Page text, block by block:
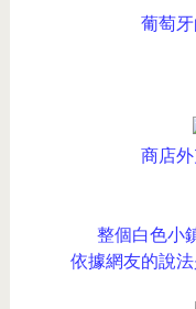
葡萄
商店
整個白色小
依據網友的說